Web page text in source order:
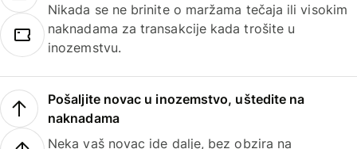
Nikada se ne brinite o maržama tečaja ili visokim
naknadama za transakcije kada trošite u
inozemstvu.
Pošaljite novac u inozemstvo, uštedite na
naknadama
Neka vaš novac ide dalje, bez obzira na